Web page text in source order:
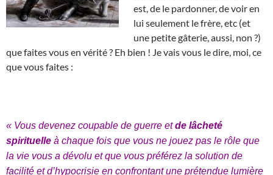
est, de le pardonner, de voir en
lui seulement le frère, etc (et
une petite gâterie, aussi, non ?)
que faites vous en vérité ? Eh bien ! Je vais vous le dire, moi, ce
que vous faites :
« Vous devenez coupable de guerre etde lâcheté
spirituelle à chaque fois que vous ne jouez pas le rôle que
la vie vous a dévolu et que vous préférez la solution de
facilité et d’hypocrisie en confrontant une prétendue lumière